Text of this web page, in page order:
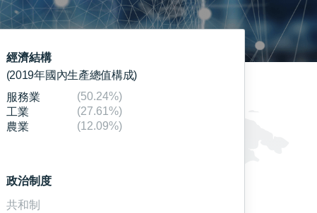
經濟結構
(2019年國內生產總值構成)
服務業
(50.24%)
工業
(27.61%)
農業
(12.09%)
政治制度
共和制